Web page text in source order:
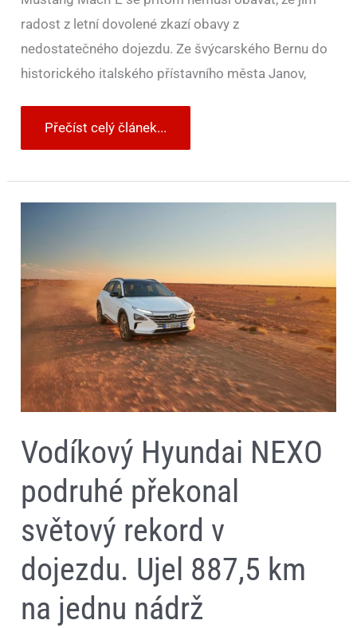
radost z letní dovolené zkazí obavy z
nedostatečného dojezdu. Ze švýcarského Bernu do
historického italského přístavního města Janov,
Přečíst celý článek...
Vodíkový Hyundai NEXO
podruhé překonal
světový rekord v
dojezdu. Ujel 887,5 km
na jednu nádrž
Vodíkový
překonal
světový
rekord
dojezdu.
Ujel
887,5
km
na
jednu
nádrž